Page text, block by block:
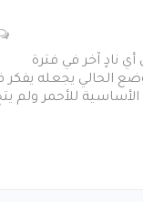
نادٍ آخر في فترة
الحالي يجعله يفكر
للأحمر ولم